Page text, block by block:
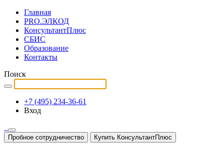
Главная
PRO.ЭЛКОД
КонсультантПлюс
СБИС
Образование
Контакты
Поиск
+7 (495) 234-36-61
Вход
Пробное сотрудничество Купить КонсультантПлюс